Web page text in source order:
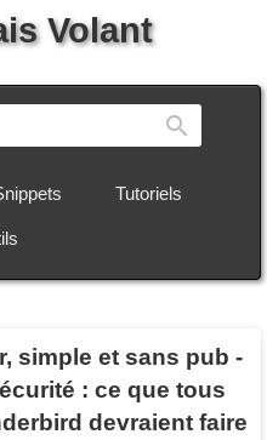
Volant
Tutoriels
simple et sans pub -
: ce que tous
devraient faire